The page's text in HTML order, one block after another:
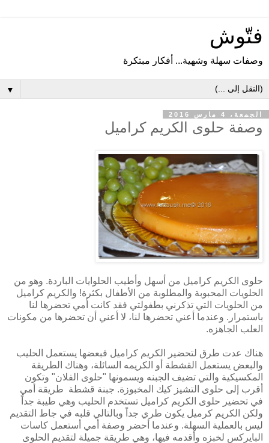
فتّوش
وصفات سهلة وشهية... أفكار مبتكرة
▼
الجمعة، 4 مارس 2016
وصفة حلوى الكريم كراميل
حلوى الكريم كراميل من أسهل وأطيب الحلوايات الباردة. وهو من
الحلويات المحبوبة والمطلوبة من الأطفال بكثرة! والكريم كراميل
من الحلويات التي تذكرني بطفولتي فقد كانت أمي تحضرها لنا
باستمرار. وعندما أعني تحضرها لنا، لا أعني أن تحضرها من مكونات
العلب الجاهزه.
هناك عدت طرق لتحضير الكريم كراميل فبعضها يستعمل الحليب
والبعض يستعمل القشطة أو الكريمه السائلة، وهناك الطريقة
المكسيكية والتي تضيف الجبنه ويسمونها "حلوى الفلان" وتكون
أقرب إلى حلوى التشيز كيك المخبوزة. جبنة قشطة طريقة أمي
في تحضير حلوى الكريم كراميل تستخدم الحليب وهي طيبة جداً
ولكن الكريم كرميل يكون طري جداً وبالتالي قلبه في جاط التقديم
ليس بالعملية السهلة. وعندما أحضر وصفة أمي أستعمل كاسات
البايركس لخبزه وأقدمه فيها، وهي طريقة جميلة لتقديم الحلوى